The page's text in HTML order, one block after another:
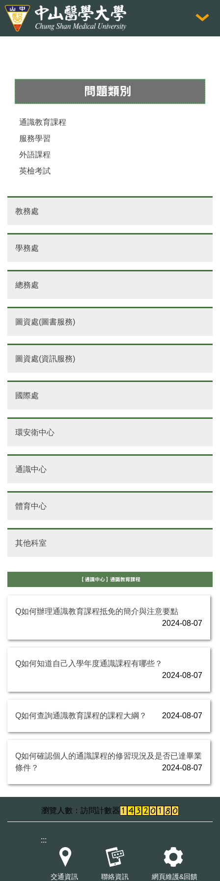
跳
到
通識教育課程
服務學習
外語課程
英檢考試
教務處
學務處
總務處
圖資處(圖書服務)
圖資處(資訊服務)
國際處
環安衛中心
通識中心
體育中心
其他科室
Q如何辦理通識教育課程抵免的簡介與注意要點
2024-08-07
Q如何知道自己入學年度通識課程有哪些？
2024-08-07
Q如何查詢通識教育課程的課程大綱？ 2024-08-07
Q如何確認個人的通識課程的修習現況及是否已達畢業
條件？
2024-08-07
訪問計數器
:::
交通資訊 聯絡資訊 網頁維護&回饋